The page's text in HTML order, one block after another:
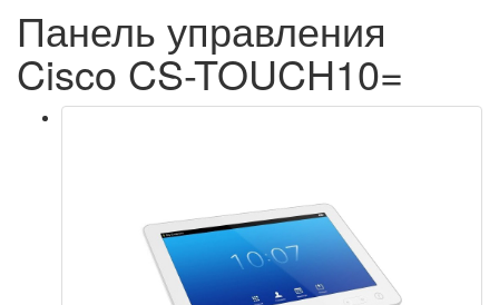
Панель управления
Cisco CS-TOUCH10=